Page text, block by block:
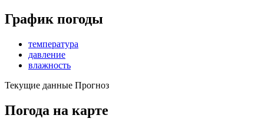
График погоды
температура
давление
влажность
Текущие данные Прогноз
Погода на карте